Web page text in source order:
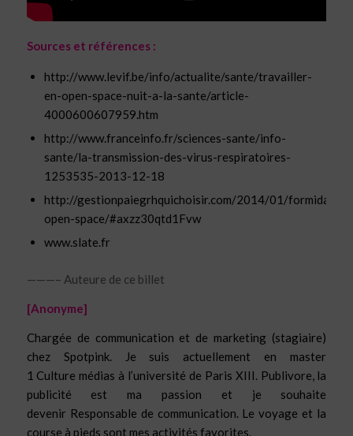
Sources et références :
http://www.levif.be/info/actualite/sante/travailler-
en-open-space-nuit-a-la-sante/article-
4000600607959.htm
http://www.franceinfo.fr/sciences-sante/info-
sante/la-transmission-des-virus-respiratoires-
1253535-2013-12-18
http://gestionpaiegrhquichoisir.com/2014/01/formidable-
open-space/#axzz30qtd1Fvw
www.slate.fr
———– Auteure de ce billet
[Anonyme]
Chargée de communication et de marketing (stagiaire)
chez Spotpink. Je suis actuellement en master
1 Culture médias à l’université de Paris XIII. Publivore, la
publicité est ma passion et je souhaite
devenir Responsable de communication. Le voyage et la
course à pieds sont mes activités favorites.